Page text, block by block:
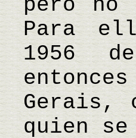
pero no
Para
1956
Gerais,
quien se